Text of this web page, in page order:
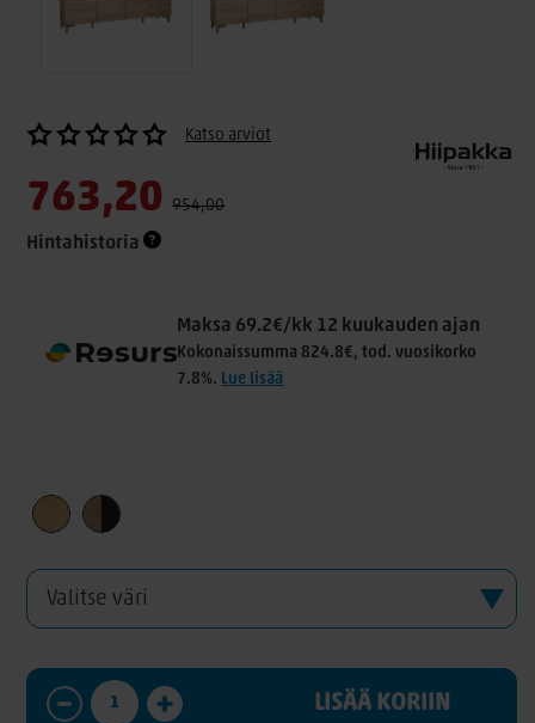
Katso arviot
763,20 954,00
Hintahistoria
Maksa 69.2€/kk 12 kuukauden ajan
Kokonaissumma 824.8€, tod. vuosikorko
7.8%. Lue lisää
LISÄÄ KORIIN